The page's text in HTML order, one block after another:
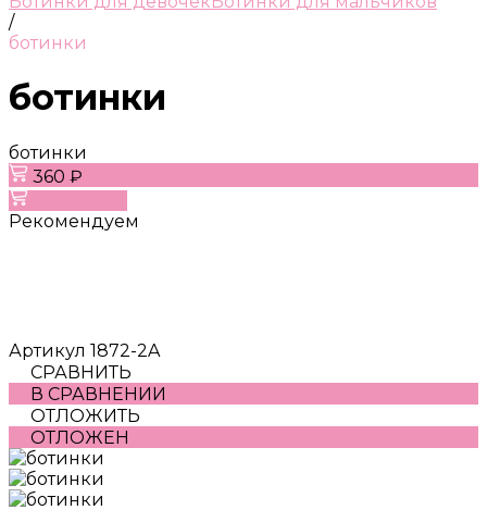
/
ботинки
ботинки
ботинки
360 ₽
Рекомендуем
Артикул 1872-2A
СРАВНИТЬ
В СРАВНЕНИИ
ОТЛОЖИТЬ
ОТЛОЖЕН